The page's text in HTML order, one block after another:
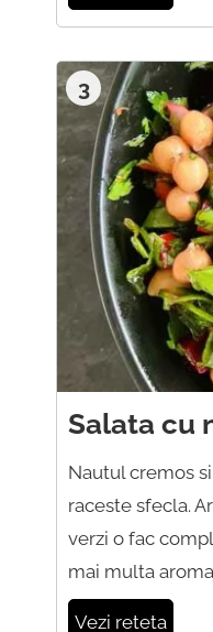
3
Salata cu
Nautul cremos
raceste sfecla.
verzi o fac
mai multa
Vezi reteta